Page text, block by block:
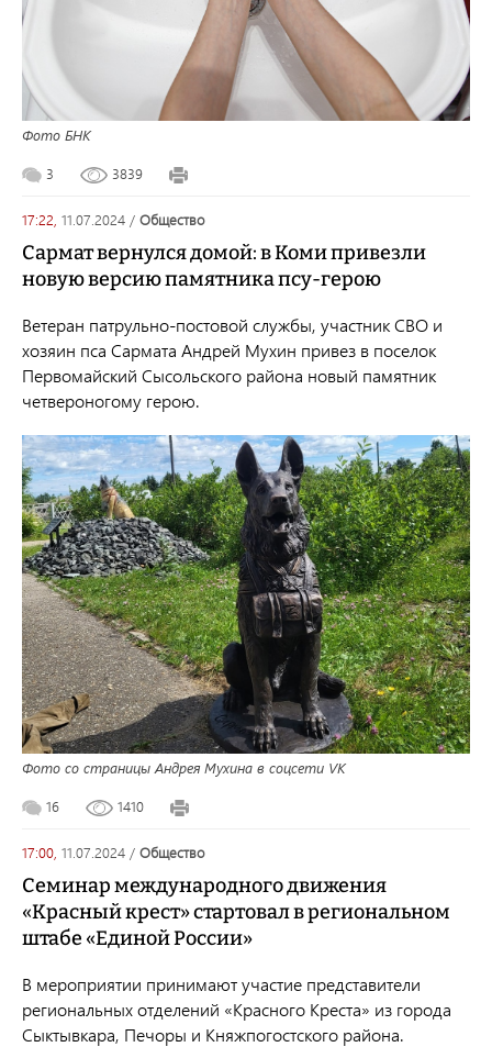
Фото БНК
3 3839
17:22, 11.07.2024 / общество
Сармат вернулся домой: в Коми привезли
новую версию памятника псу-герою
Ветеран патрульно-постовой службы, участник СВО и
хозяин пса Сармата Андрей Мухин привез в поселок
Первомайский Сысольского района новый памятник
четвероногому герою.
Фото со страницы Андрея Мухина в соцсети VK
16 1410
17:00, 11.07.2024 / общество
Семинар международного движения
«Красный крест» стартовал в региональном
штабе «Единой России»
В мероприятии принимают участие представители
региональных отделений «Красного Креста» из города
Сыктывкара, Печоры и Княжпогостского района.